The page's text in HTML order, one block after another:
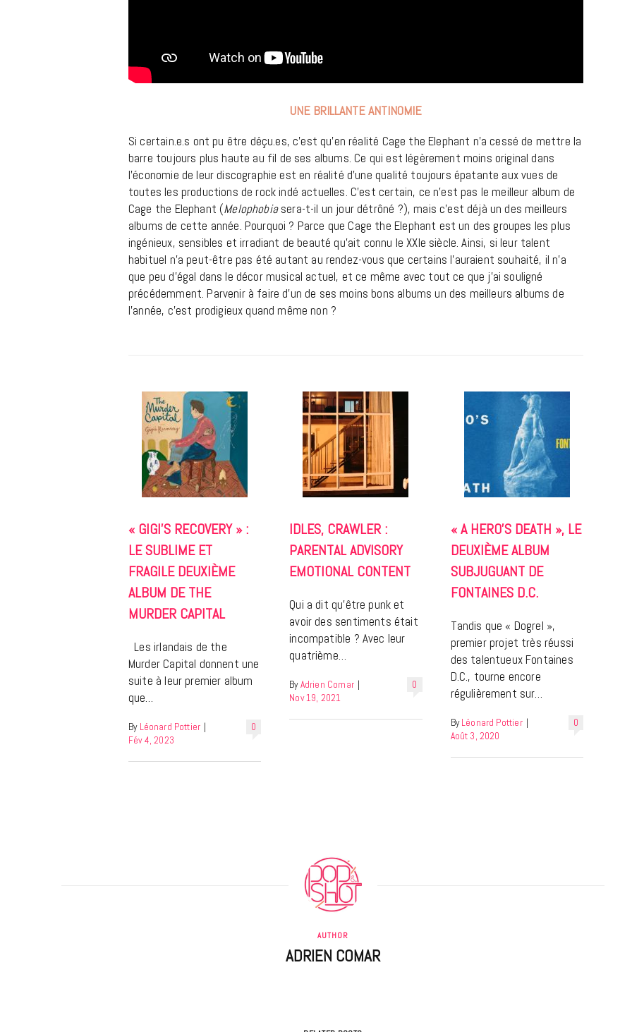
UNE BRILLANTE ANTINOMIE
Si certain.e.s ont pu être déçu.es, c’est qu’en réalité Cage the Elephant n’a cessé de mettre la
barre toujours plus haute au fil de ses albums. Ce qui est légèrement moins original dans
l’économie de leur discographie est en réalité d’une qualité toujours épatante aux vues de
toutes les productions de rock indé actuelles. C’est certain, ce n’est pas le meilleur album de
Cage the Elephant (Melophobiasera-t-il un jour détrôné ?), mais c’est déjà un des meilleurs
albums de cette année. Pourquoi ? Parce que Cage the Elephant est un des groupes les plus
ingénieux, sensibles et irradiant de beauté qu’ait connu le XXIe siècle. Ainsi, si leur talent
habituel n’a peut-être pas été autant au rendez-vous que certains l’auraient souhaité, il n’a
que peu d’égal dans le décor musical actuel, et ce même avec tout ce que j’ai souligné
précédemment. Parvenir à faire d’un de ses moins bons albums un des meilleurs albums de
l’année, c’est prodigieux quand même non ?
« GIGI’S RECOVERY » :
LE SUBLIME ET
FRAGILE DEUXIÈME
ALBUM DE THE
MURDER CAPITAL
Les irlandais de the
Murder Capital donnent une
suite à leur premier album
que…
0
By Léonard Pottier |
Fév 4, 2023
IDLES, CRAWLER :
PARENTAL ADVISORY
EMOTIONAL CONTENT
Qui a dit qu’être punk et
avoir des sentiments était
incompatible ? Avec leur
quatrième…
0
ByAdrien Comar |
Nov 19, 2021
« A HERO’S DEATH », LE
DEUXIÈME ALBUM
SUBJUGUANT DE
FONTAINES D.C.
Tandis que « Dogrel »,
premier projet très réussi
des talentueux Fontaines
D.C., tourne encore
régulièrement sur…
0
By Léonard Pottier |
Août 3, 2020
AUTHOR
ADRIEN COMAR
REPORTAGES ET INTERVIEWS
We Love Green se met au vert sur
la Montagne de Gorillaz
Gainsbourg, toute une vie :
documentaire plus Ginsburg que
Gainsbarre à ne pas manquer sur
France 3